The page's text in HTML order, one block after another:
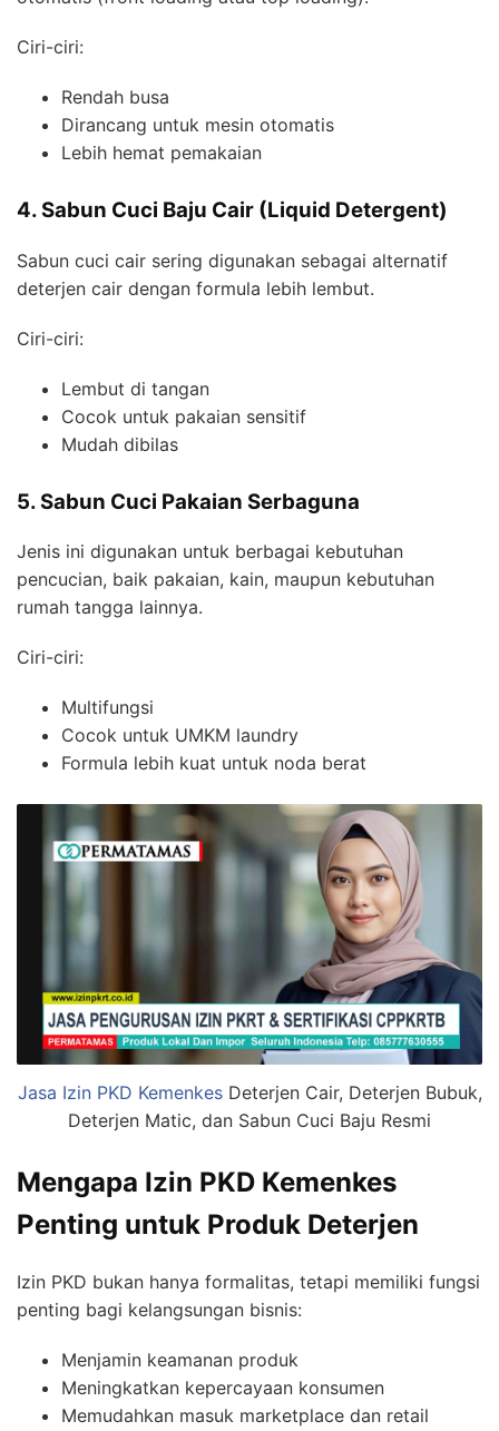
Ciri-ciri:
Rendah busa
Dirancang untuk mesin otomatis
Lebih hemat pemakaian
4. Sabun Cuci Baju Cair (Liquid Detergent)
Sabun cuci cair sering digunakan sebagai alternatif
deterjen cair dengan formula lebih lembut.
Ciri-ciri:
Lembut di tangan
Cocok untuk pakaian sensitif
Mudah dibilas
5. Sabun Cuci Pakaian Serbaguna
Jenis ini digunakan untuk berbagai kebutuhan
pencucian, baik pakaian, kain, maupun kebutuhan
rumah tangga lainnya.
Ciri-ciri:
Multifungsi
Cocok untuk UMKM laundry
Formula lebih kuat untuk noda berat
Jasa Izin PKD KemenkesDeterjen Cair, Deterjen Bubuk,
Deterjen Matic, dan Sabun Cuci Baju Resmi
Mengapa Izin PKD Kemenkes
Penting untuk Produk Deterjen
Izin PKD bukan hanya formalitas, tetapi memiliki fungsi
penting bagi kelangsungan bisnis:
Menjamin keamanan produk
Meningkatkan kepercayaan konsumen
Memudahkan masuk marketplace dan retail